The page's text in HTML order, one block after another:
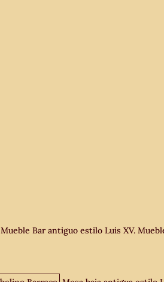
Mueble Bar antiguo estilo Luis XV.